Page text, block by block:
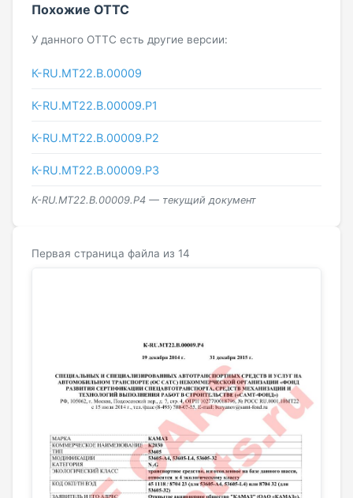
Похожие ОТТС
У данного ОТТС есть другие версии:
К-RU.МТ22.В.00009
К-RU.МТ22.В.00009.Р1
К-RU.МТ22.В.00009.Р2
К-RU.МТ22.В.00009.Р3
К-RU.МТ22.В.00009.Р4 — текущий документ
Первая страница файла из 14